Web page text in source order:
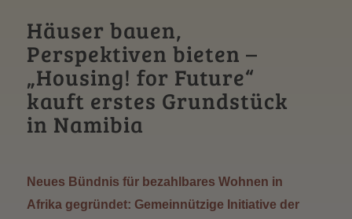
Häuser bauen,
Perspektiven bieten –
„Housing! for Future“
kauft erstes Grundstück
in Namibia
Neues Bündnis für bezahlbares Wohnen in
Afrika gegründet: Gemeinnützige Initiative der